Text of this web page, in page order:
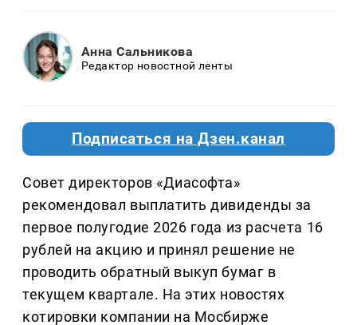
Анна Сальникова
Редактор новостной ленты
Подписаться на Дзен.канал
Совет директоров «Диасофта»
рекомендовал выплатить дивиденды за
первое полугодие 2026 года из расчета 16
рублей на акцию и принял решение не
проводить обратный выкуп бумаг в
текущем квартале. На этих новостях
котировки компании на Мосбирже